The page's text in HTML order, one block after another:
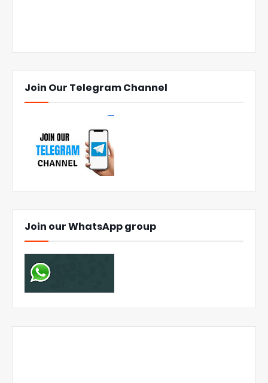
Join Our Telegram Channel
Join our WhatsApp group